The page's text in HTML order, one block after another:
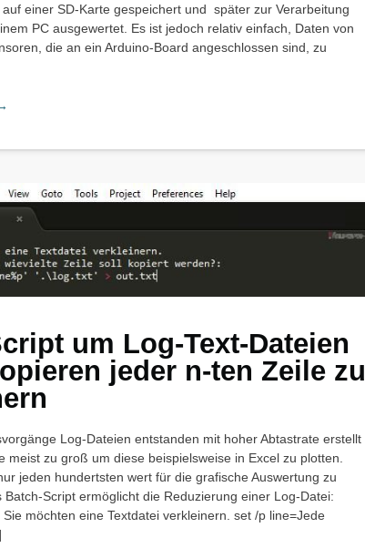
einer SD-Karte gespeichert und später zur Verarbeitung
PC ausgewertet. Es ist jedoch relativ einfach, Daten von
die an ein Arduino-Board angeschlossen sind, zu
um Log-Text-Dateien
jeder n-ten Zeile zu
Log-Dateien entstanden mit hoher Abtastrate erstellt
meist zu groß um diese beispielsweise in Excel zu plotten.
jeden hundertsten wert für die grafische Auswertung zu
Batch-Script ermöglicht die Reduzierung einer Log-Datei:
möchten eine Textdatei verkleinern. set /p line=Jede